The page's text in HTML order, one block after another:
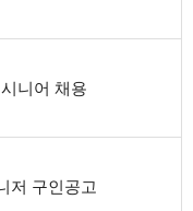
니어 채용
저 구인공고